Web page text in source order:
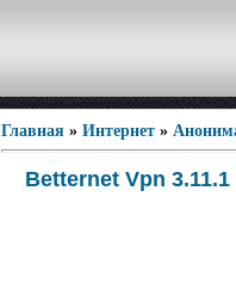
Главная » Интернет »
Betternet Vpn